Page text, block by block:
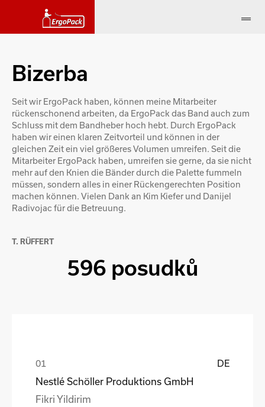
Bizerba
Seit wir ErgoPack haben, können meine Mitarbeiter
rückenschonend arbeiten, da ErgoPack das Band auch zum
Schluss mit dem Bandheber hoch hebt. Durch ErgoPack
haben wir einen klaren Zeitvorteil und können in der
gleichen Zeit ein viel größeres Volumen umreifen. Seit die
Mitarbeiter ErgoPack haben, umreifen sie gerne, da sie nicht
mehr auf den Knien die Bänder durch die Palette fummeln
müssen, sondern alles in einer Rückengerechten Position
machen können. Vielen Dank an Kim Kiefer und Danijel
Radivojac für die Betreuung.
T. RÜFFERT
596 posudků
DE
Nestlé Schöller Produktions GmbH
Fikri Yildirim